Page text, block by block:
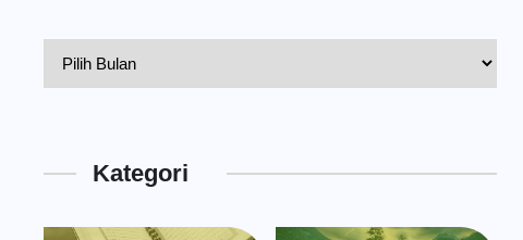
BandungKategori